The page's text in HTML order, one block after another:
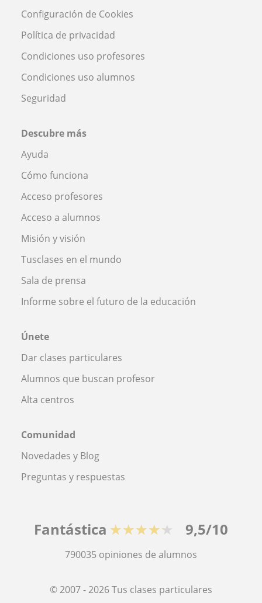
Configuración de Cookies
Política de privacidad
Condiciones uso profesores
Condiciones uso alumnos
Seguridad
Descubre más
Ayuda
Cómo funciona
Acceso profesores
Acceso a alumnos
Misión y visión
Tusclases en el mundo
Sala de prensa
Informe sobre el futuro de la educación
Únete
Dar clases particulares
Alumnos que buscan profesor
Alta centros
Comunidad
Novedades y Blog
Preguntas y respuestas
Fantástica ★★★★★ 9,5/10
790035 opiniones de alumnos
© 2007 - 2026 Tus clases particulares